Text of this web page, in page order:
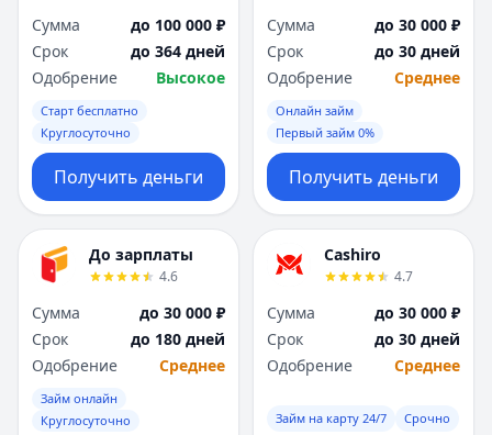
Сумма
до 100 000 ₽
Срок
до 364 дней
Одобрение
Высокое
Старт бесплатно
Круглосуточно
Получить деньги
Сумма
до 30 000 ₽
Срок
до 30 дней
Одобрение
Среднее
Онлайн займ
Первый займ 0%
Получить деньги
До зарплаты
4.6
Сумма
до 30 000 ₽
Срок
до 180 дней
Одобрение
Среднее
Займ онлайн
Круглосуточно
Cashiro
4.7
Сумма
до 30 000 ₽
Срок
до 30 дней
Одобрение
Среднее
Займ на карту 24/7 Срочно